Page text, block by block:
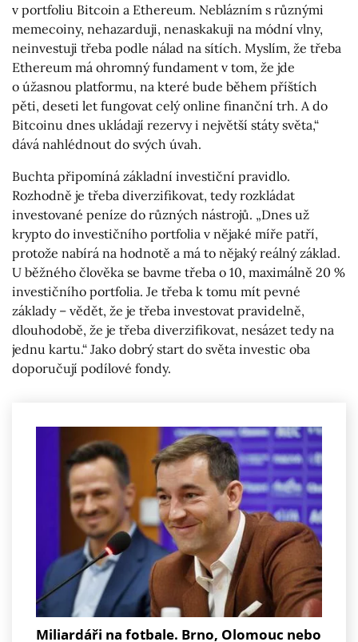
v portfoliu Bitcoin a Ethereum. Neblázním s různými
memecoiny, nehazarduji, nenaskakuji na módní vlny,
neinvestuji třeba podle nálad na sítích. Myslím, že třeba
Ethereum má ohromný fundament v tom, že jde
o úžasnou platformu, na které bude během příštích
pěti, deseti let fungovat celý online finanční trh. A do
Bitcoinu dnes ukládají rezervy i největší státy světa,“
dává nahlédnout do svých úvah.
Buchta připomíná základní investiční pravidlo.
Rozhodně je třeba diverzifikovat, tedy rozkládat
investované peníze do různých nástrojů. „Dnes už
krypto do investičního portfolia v nějaké míře patří,
protože nabírá na hodnotě a má to nějaký reálný základ.
U běžného člověka se bavme třeba o 10, maximálně 20 %
investičního portfolia. Je třeba k tomu mít pevné
základy – vědět, že je třeba investovat pravidelně,
dlouhodobě, že je třeba diverzifikovat, nesázet tedy na
jednu kartu.“ Jako dobrý start do světa investic oba
doporučují podílové fondy.
Miliardáři na fotbale. Brno, Olomouc nebo